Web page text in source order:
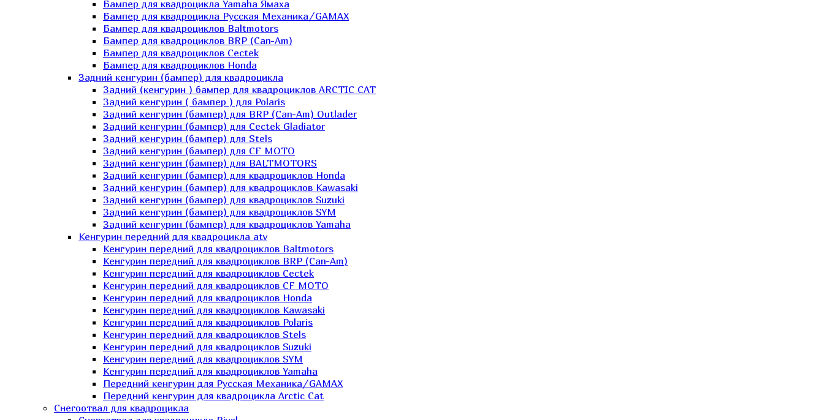
Бампер для квадроцикла Yamaha Ямаха
Бампер для квадроцикла Русская Механика/GAMAX
Бампер для квадроциклов Baltmotors
Бампер для квадроциклов BRP (Can-Am)
Бампер для квадроциклов Cectek
Бампер для квадроциклов Honda
Задний кенгурин (бампер) для квадроцикла
Задний (кенгурин ) бампер для квадроциклов ARCTIC CAT
Задний кенгурин ( бампер ) для Polaris
Задний кенгурин (бампер) для BRP (Can-Am) Outlader
Задний кенгурин (бампер) для Cectek Gladiator
Задний кенгурин (бампер) для Stels
Задний кенгурин (бампер) для СF MOTO
Задний кенгурин (бампер) для BALTMOTORS
Задний кенгурин (бампер) для квадроциклов Honda
Задний кенгурин (бампер) для квадроциклов Kawasaki
Задний кенгурин (бампер) для квадроциклов Suzuki
Задний кенгурин (бампер) для квадроциклов SYM
Задний кенгурин (бампер) для квадроциклов Yamaha
Кенгурин передний для квадроцикла atv
Кенгурин передний для квадроциклов Baltmotors
Кенгурин передний для квадроциклов BRP (Can-Am)
Кенгурин передний для квадроциклов Cectek
Кенгурин передний для квадроциклов CF MOTO
Кенгурин передний для квадроциклов Honda
Кенгурин передний для квадроциклов Kawasaki
Кенгурин передний для квадроциклов Polaris
Кенгурин передний для квадроциклов Stels
Кенгурин передний для квадроциклов Suzuki
Кенгурин передний для квадроциклов SYM
Кенгурин передний для квадроциклов Yamaha
Передний кенгурин для Русская Механика/GAMAX
Передний кенгурин для квадроцикла Arctic Cat
Снегоотвал для квадроцикла